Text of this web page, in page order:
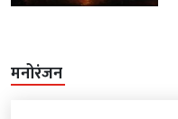
मनोरंजन